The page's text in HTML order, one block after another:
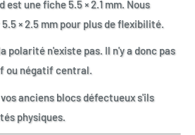
une fiche 5.5 × 2.1 mm. Nous
× 2.5 mm pour plus de flexibilité.
polarité n'existe pas. Il n'y a donc pas
ou négatif central.
anciens blocs défectueux s'ils
physiques.